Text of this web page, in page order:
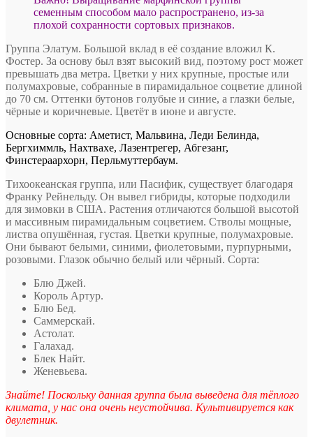
семенным способом мало распространено, из-за
плохой сохранности сортовых признаков.
Группа Элатум. Большой вклад в её создание вложил К.
Фостер. За основу был взят высокий вид, поэтому рост может
превышать два метра. Цветки у них крупные, простые или
полумахровые, собранные в пирамидальное соцветие длиной
до 70 см. Оттенки бутонов голубые и синие, а глазки белые,
чёрные и коричневые. Цветёт в июне и августе.
Основные сорта: Аметист, Мальвина, Леди Белинда,
Бергхиммль, Нахтвахе, Лазентрегер, Абгезанг,
Финстераархорн, Перльмуттербаум.
Тихоокеанская группа, или Пасифик, существует благодаря
Франку Рейнельду. Он вывел гибриды, которые подходили
для зимовки в США. Растения отличаются большой высотой
и массивным пирамидальным соцветием. Стволы мощные,
листва опушённая, густая. Цветки крупные, полумахровые.
Они бывают белыми, синими, фиолетовыми, пурпурными,
розовыми. Глазок обычно белый или чёрный. Сорта:
Блю Джей.
Король Артур.
Блю Бед.
Саммерскай.
Астолат.
Галахад.
Блек Найт.
Женевьева.
Знайте! Поскольку данная группа была выведена для тёплого
климата, у нас она очень неустойчива. Культивируется как
двулетник.